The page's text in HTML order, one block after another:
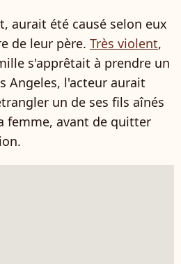
aurait été causé selon eux
de leur père. Très violent,
s'apprêtait à prendre un
Angeles, l'acteur aurait
un de ses fils aînés
femme, avant de quitter